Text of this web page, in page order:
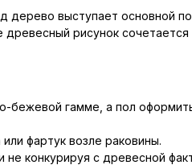
дерево выступает основной
рисунок сочетается
бежевой гамме, а пол
фартук возле раковины.
конкурируя с древесной